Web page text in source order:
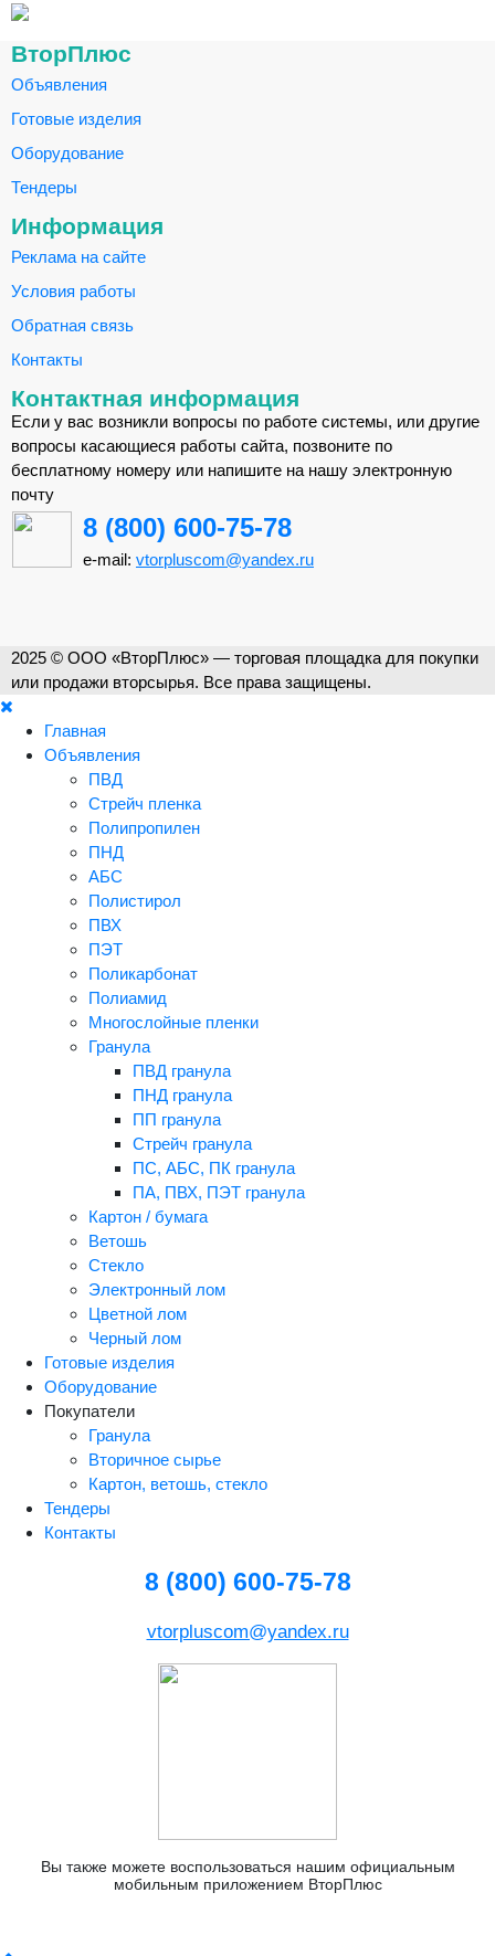
ВторПлюс
Объявления
Готовые изделия
Оборудование
Тендеры
Информация
Реклама на сайте
Условия работы
Обратная связь
Контакты
Контактная информация
Если у вас возникли вопросы по работе системы, или другие
вопросы касающиеся работы сайта, позвоните по
бесплатному номеру или напишите на нашу электронную
почту
8 (800) 600-75-78
e-mail: vtorpluscom@yandex.ru
2025 © ООО «ВторПлюс» — торговая площадка для покупки
или продажи вторсырья. Все права защищены.
Главная
Объявления
ПВД
Стрейч пленка
Полипропилен
ПНД
АБС
Полистирол
ПВХ
ПЭТ
Поликарбонат
Полиамид
Многослойные пленки
Гранула
ПВД гранула
ПНД гранула
ПП гранула
Стрейч гранула
ПС, АБС, ПК гранула
ПА, ПВХ, ПЭТ гранула
Картон / бумага
Ветошь
Стекло
Электронный лом
Цветной лом
Черный лом
Готовые изделия
Оборудование
Покупатели
Гранула
Вторичное сырье
Картон, ветошь, стекло
Тендеры
Контакты
8 (800) 600-75-78
vtorpluscom@yandex.ru
Вы также можете воспользоваться нашим официальным
мобильным приложением ВторПлюс